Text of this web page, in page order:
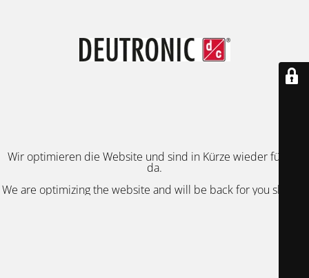
Wir optimieren die Website und sind in Kürze wieder für Sie
da.
We are optimizing the website and will be back for you shortly.